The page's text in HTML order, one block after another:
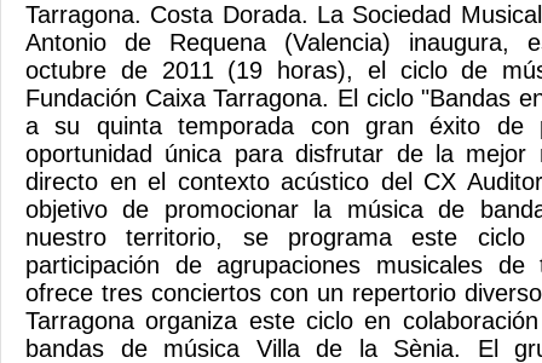
Tarragona. Costa Dorada. La Sociedad
Antonio de Requena (Valencia) inaugura,
octubre de 2011 (19 horas), el ciclo de
Fundación Caixa Tarragona. El ciclo "Bandas
a su quinta temporada con gran éxito de
oportunidad única para disfrutar de la mejor
directo en el contexto acústico del CX
objetivo de promocionar la música de
nuestro territorio, se programa este
participación de agrupaciones musicales
ofrece tres conciertos con un repertorio
Tarragona organiza este ciclo en
bandas de música Villa de la Sènia. El